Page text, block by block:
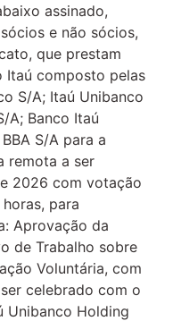
assinado,
e não sócios,
que prestam
Itaú composto pelas
S/A; Itaú Unibanco
A; Banco Itaú
S/A para a
remota a ser
2026 com votação
para
Aprovação da
de Trabalho sobre
Voluntária, com
celebrado com o
Unibanco Holding